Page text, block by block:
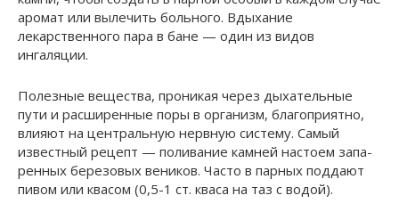
аромат или вылечить больно­го. Вдыхание
лекарственного пара в бане — один из видов
ингаляции.
Полезные вещества, проникая через дыхательные
пути и расширенные поры в ор­ганизм, благоприятно,
влияют на центральную нервную систему. Самый
известный рецепт — по­ливание камней настоем запа­
ренных березовых веников. Ча­сто в парных поддают
пивом или квасом (0,5-1 ст. кваса на таз с водой).